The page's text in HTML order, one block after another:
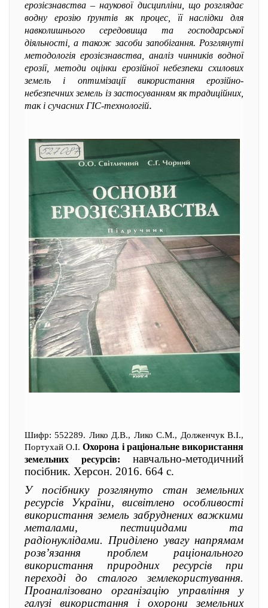
ерозієзнавства – наукової дисципліни, що розглядає
водну ерозію ґрунтів як процес, її наслідки для
навколишнього середовища та господарської
діяльності, а також засоби запобігання. Розглянуті
методологія ерозієзнавства, аналіз чинників водної
ерозії, методи оцінки ерозійної небезпеки схилових
земель і оптимізації використання ерозійно-
небезпечних земель із застосуванням як традиційних,
так і сучасних ГІС-технологій.
Шифр: 552289. Лико Д.В., Лико С.М., Долженчук В.І.,
Портухай О.І.Охорона і раціональне використання
земельних ресурсів: навчально-методичний
посібник. Херсон. 2016. 664 с.
У посібнику розглянуто стан земельних
ресурсів України, висвітлено особливості
використання земель забруднених важкими
металами, пестицидами та
радіонуклідами. Приділено увагу напрямам
розв’язання проблем раціонального
використання природних ресурсів при
переході до сталого землекористування.
Проаналізовано організацію управління у
галузі використання і охорони земельних